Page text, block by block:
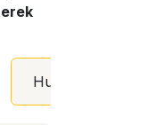
Huawei MAP0